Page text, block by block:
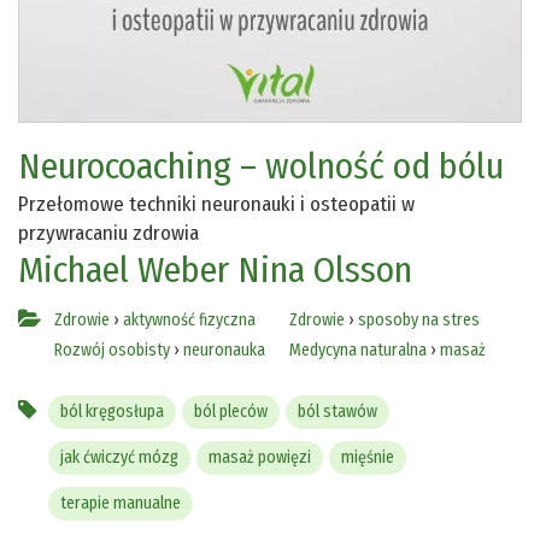
Neurocoaching – wolność od bólu
Przełomowe techniki neuronauki i osteopatii w
przywracaniu zdrowia
Michael Weber Nina Olsson
Zdrowie › aktywność fizyczna
Rozwój osobisty › neuronauka
Zdrowie › sposoby na stres
Medycyna naturalna › masaż
ból kręgosłupa ból pleców ból stawów
jak ćwiczyć mózg masaż powięzi mięśnie
terapie manualne